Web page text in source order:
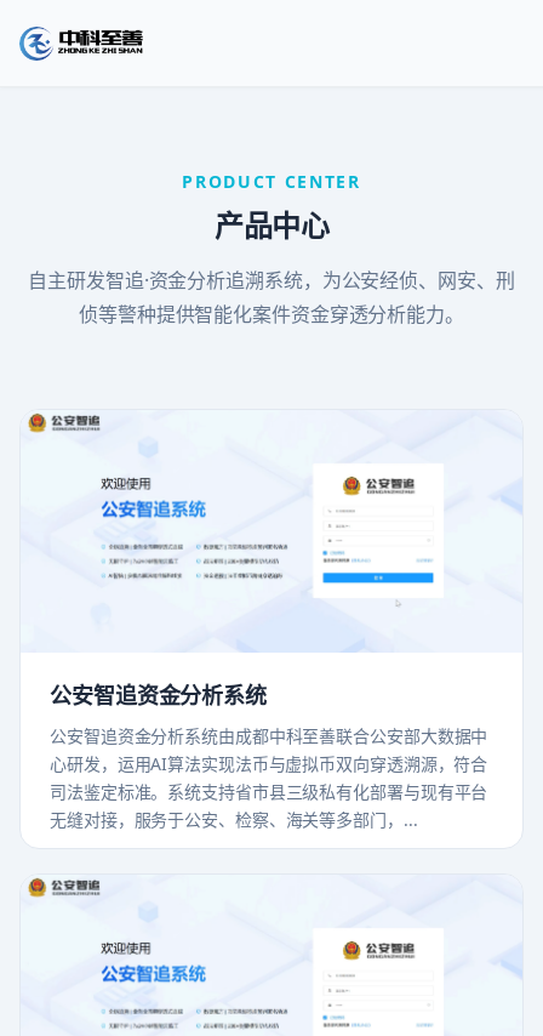
PRODUCT CENTER
产品中心
自主研发智追·资金分析追溯系统，为公安经侦、网安、刑
侦等警种提供智能化案件资金穿透分析能力。
公安智追资金分析系统
公安智追资金分析系统由成都中科至善联合公安部大数据中
心研发，运用AI算法实现法币与虚拟币双向穿透溯源，符合
司法鉴定标准。系统支持省市县三级私有化部署与现有平台
无缝对接，服务于公安、检察、海关等多部门，...